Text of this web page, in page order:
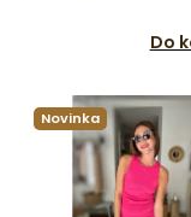
Do
Novinka